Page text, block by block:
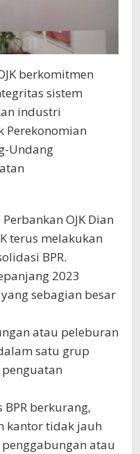
berkomitmen
sistem
industri
Perekonomian
Undang
OJK Dian
terus melakukan
BPR.
2023
sebagian besar
atau peleburan
satu grup
berkurang,
kantor tidak jauh
atau